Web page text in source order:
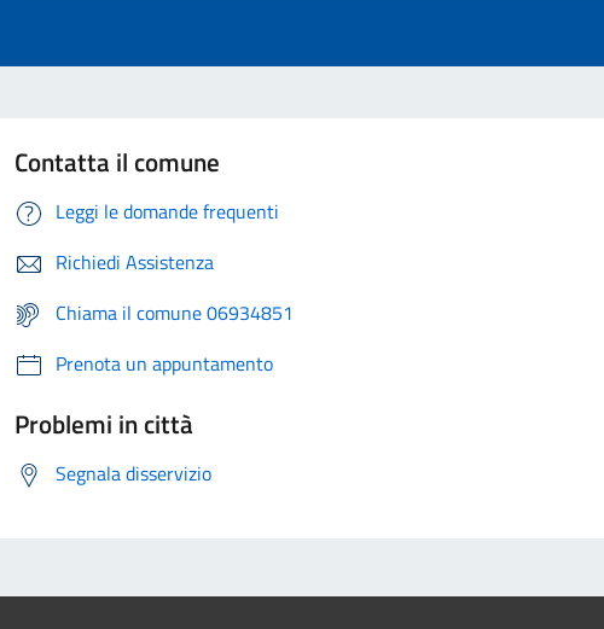
Contatta il comune
Leggi le domande frequenti
Richiedi Assistenza
Chiama il comune 06934851
Prenota un appuntamento
Problemi in città
Segnala disservizio